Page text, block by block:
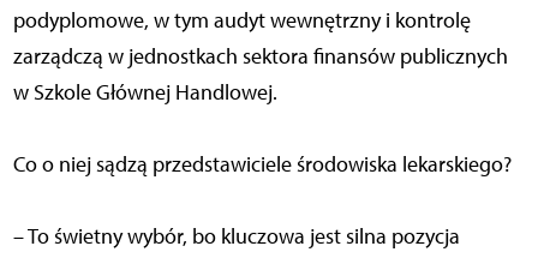
podyplomowe, w tym audyt wewnętrzny i kontrolę
zarządczą w jednostkach sektora finansów publicznych
w Szkole Głównej Handlowej.
Co o niej sądzą przedstawiciele środowiska lekarskiego?
– To świetny wybór, bo kluczowa jest silna pozycja